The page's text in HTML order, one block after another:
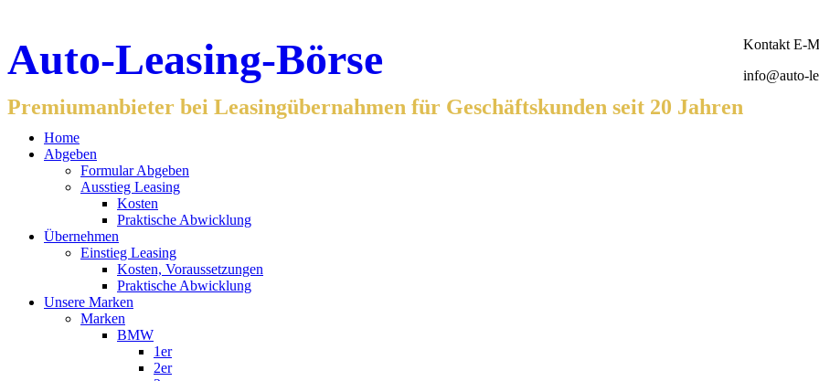
Auto-Leasing-Börse
Premiumanbieter bei Leasingübernahmen für Geschäftskunden seit 20 Jahren
Kontakt E-
info@auto-
Home
Abgeben
Formular Abgeben
Ausstieg Leasing
Kosten
Praktische Abwicklung
Übernehmen
Einstieg Leasing
Kosten, Voraussetzungen
Praktische Abwicklung
Unsere Marken
Marken
BMW
1er
2er